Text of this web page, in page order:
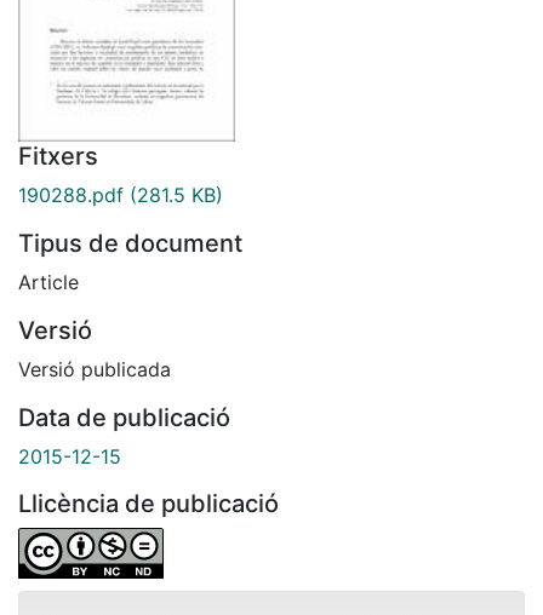
Fitxers
190288.pdf (281.5 KB)
Tipus de document
Article
Versió
Versió publicada
Data de publicació
2015-12-15
Llicència de publicació